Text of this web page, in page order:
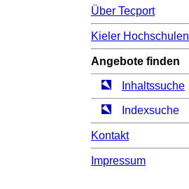
Über Tecport
Kieler Hochschulen
Angebote finden
Inhaltssuche
Indexsuche
Kontakt
Impressum